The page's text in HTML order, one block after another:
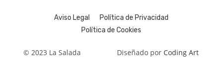
Aviso Legal
Política de Privacidad
Política de Cookies
© 2023 La Salada Diseñado por Coding Art